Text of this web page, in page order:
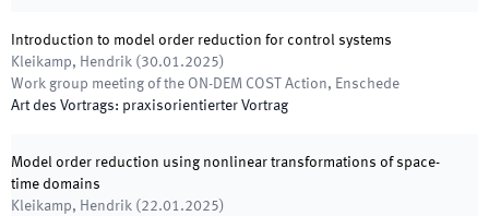
Introduction to model order reduction for control systems
Kleikamp, Hendrik ( 30.01.2025)
Work group meeting of the ON-DEM COST Action, Enschede
Art des Vortrags: praxisorientierter Vortrag
Model order reduction using nonlinear transformations of space-
time domains
Kleikamp, Hendrik ( 22.01.2025)